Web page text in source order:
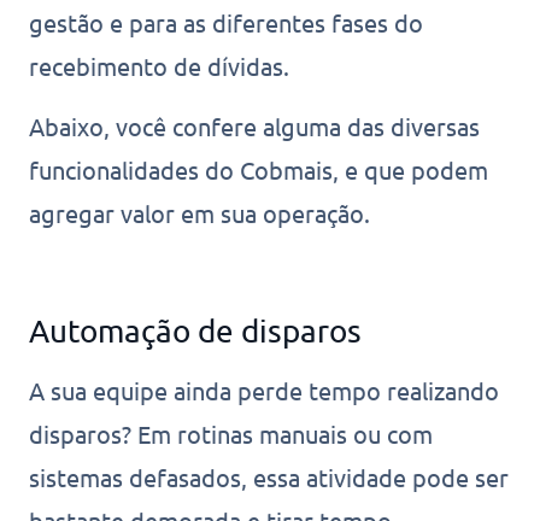
gestão e para as diferentes fases do
recebimento de dívidas.
Abaixo, você confere alguma das diversas
funcionalidades do Cobmais, e que podem
agregar valor em sua operação.
Automação de disparos
A sua equipe ainda perde tempo realizando
disparos? Em rotinas manuais ou com
sistemas defasados, essa atividade pode ser